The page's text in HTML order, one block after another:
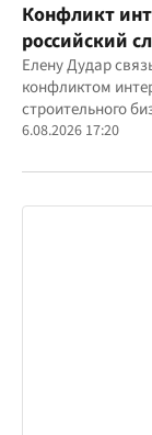
Конфликт
российский
Елену Дудар
конфликтом
строительного
скандалов,
6.08.2026 17:20